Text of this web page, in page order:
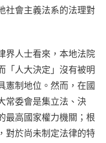
社會主義法系的法理對
界人士看來，本地法院
「人大決定」沒有被明
憲制地位。然而，在國
常委會是集立法、決
最高國家權力機關；根
對於尚未制定法律的特